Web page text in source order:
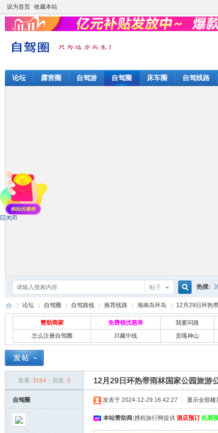
设为首页 收藏本站
论坛 露营圈 自驾游 自驾圈 床车圈 自驾线路
帖子
搜
索
热搜:
自 »
论坛
›
自驾圈
›
自驾路线
›
推荐线路
›
海南岛环岛
›
12月29日环热
赞助商家 免费领优惠券
我要问路
怎么注册自驾圈
川藏中线 贡嘎神山
查看: 3164 回复: 0 12月29日环热带雨林国家公园旅游
自驾圈 发表于 2024-12-29 16:42:27 显示全部楼
本站赞助商:携程旅行网提供 酒店预订 机票